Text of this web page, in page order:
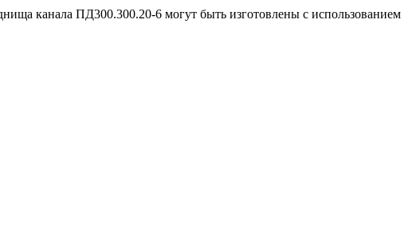
канала ПД300.300.20-6 могут быть изготовлены с использованием